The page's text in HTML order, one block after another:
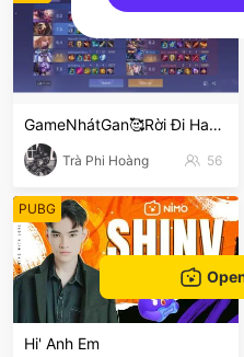
GameNhátGan🥰Rời Đi Hay Ở 🥰
Trà Phi Hoàng 56
PUBG
Hi' Anh Em
sentinelEnd